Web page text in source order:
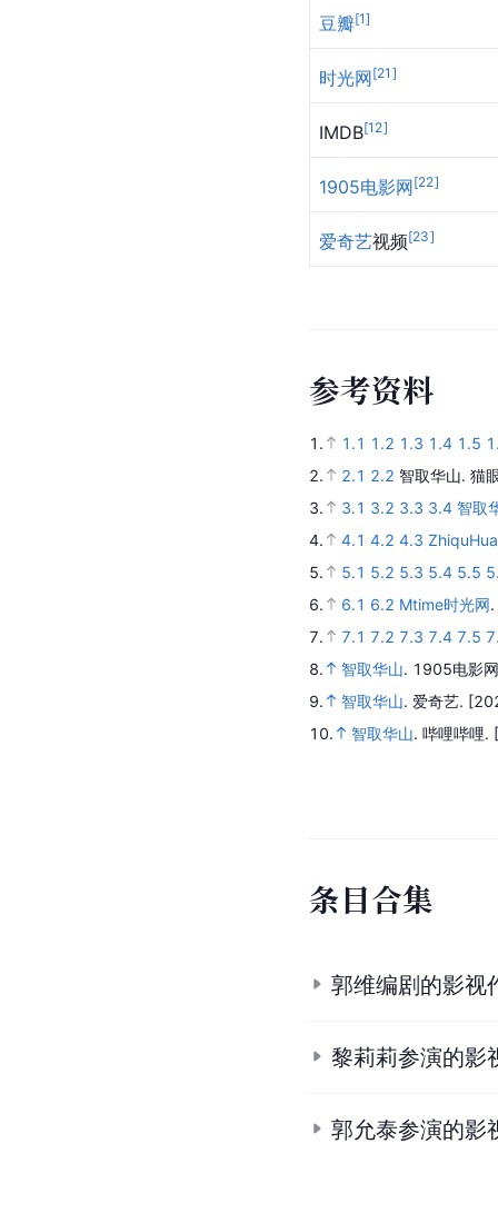
豆瓣[1]
时光网[21 ]
IMDB[12]
1905电影网[22]
爱奇艺视频[23]
参考资料
1. 1.1 1.2 1.3 1.4 1.5
2.
2.1 2.2 智取华山. 猫
3.
3.1 3.2 3.3 3.4 智取
4.
4.1 4.2 4.3
5.
5.1 5.2 5.3 5.4 5.5
6.
6.1 6.2 Mtime时光网.
7.
7.1 7.2 7.3 7.4 7.5
8.
智取华山. 1905电影
9.
智取华山. 爱奇艺.
10.
智取华山. 哔哩哔哩.
条目合集
郭维编剧的影视
黎莉莉参演的影
郭允泰参演的影